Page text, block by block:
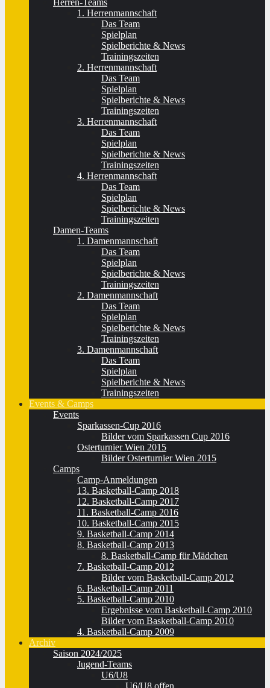
Herren-Teams
1. Herrenmannschaft
Das Team
Spielplan
Spielberichte & News
Trainingszeiten
2. Herrenmannschaft
Das Team
Spielplan
Spielberichte & News
Trainingszeiten
3. Herrenmannschaft
Das Team
Spielplan
Spielberichte & News
Trainingszeiten
4. Herrenmannschaft
Das Team
Spielplan
Spielberichte & News
Trainingszeiten
Damen-Teams
1. Damenmannschaft
Das Team
Spielplan
Spielberichte & News
Trainingszeiten
2. Damenmannschaft
Das Team
Spielplan
Spielberichte & News
Trainingszeiten
3. Damenmannschaft
Das Team
Spielplan
Spielberichte & News
Trainingszeiten
Events & Camps
Events
Sparkassen-Cup 2016
Bilder vom Sparkassen Cup 2016
Osterturnier Wien 2015
Bilder Osterturnier Wien 2015
Camps
Camp-Anmeldungen
13. Basketball-Camp 2018
12. Basketball-Camp 2017
11. Basketball-Camp 2016
10. Basketball-Camp 2015
9. Basketball-Camp 2014
8. Basketball-Camp 2013
8. Basketball-Camp für Mädchen
7. Basketball-Camp 2012
Bilder vom Basketball-Camp 2012
6. Basketball-Camp 2011
5. Basketball-Camp 2010
Ergebnisse vom Basketball-Camp 2010
Bilder vom Basketball-Camp 2010
4. Basketball-Camp 2009
Archiv
Saison 2024/2025
Jugend-Teams
U6/U8
U6/U8 offen